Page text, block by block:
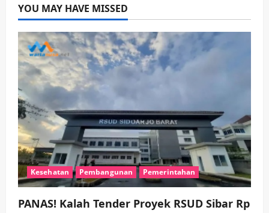
2
PWI dan Sapma PP Sidoarjo
Memanaskan Mesin Menuju Piala
Soccer
wartanusa 5 Agustus 2026
3
Ekonomi Hiburan Pemerintahan
HOT NEWS: Ribuan Warga Wage
Tumplek Blek di Bazar Rakyat Jalan
Jambu, Borong Kuliner UMKM Sambil
Nonton Jaranan!
wartanusa 4 Agustus 2026
Keagamaan Pemerintahan
Pemkab Sidoarjo & Muhammadiyah
Sinergi Permudah Perizinan, Wakaf,
hingga Hibah
YOU MAY HAVE MISSED
Kesehatan Pembangunan Pemerintahan
PANAS! Kalah Tender Proyek RSUD Sibar Rp